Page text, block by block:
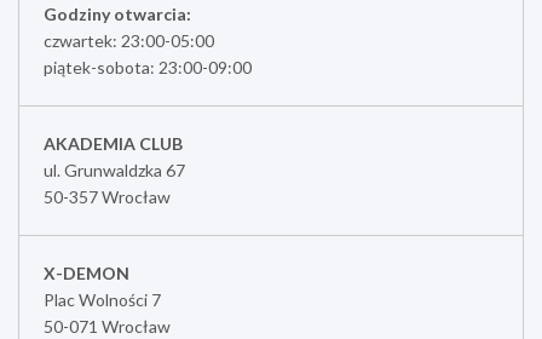
Godziny otwarcia:
czwartek: 23:00-05:00
piątek-sobota: 23:00-09:00
AKADEMIA CLUB
ul. Grunwaldzka 67
50-357 Wrocław
X-DEMON
Plac Wolności 7
50-071 Wrocław